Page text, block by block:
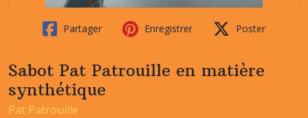
Partager Enregistrer Poster
Sabot Pat Patrouille en matière
synthétique
Pat Patrouille